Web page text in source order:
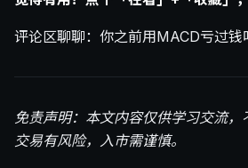
评论区聊聊：你之前用MACD亏过钱
免责声明：本文内容仅供学习交流，
交易有风险，入市需谨慎。